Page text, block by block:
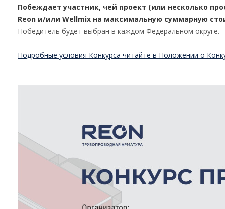
Побеждает участник, чей проект (или несколько
Reon и/или Wellmix на максимальную суммарную
Победитель будет выбран в каждом Федеральном округе.
Подробные условия Конкурса читайте в Положении о